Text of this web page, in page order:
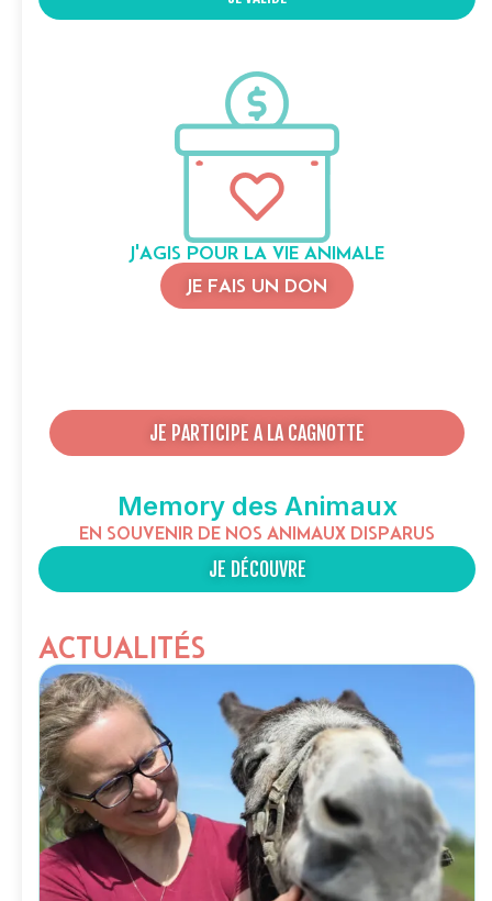
J'AGIS POUR LA VIE ANIMALE
JE FAIS UN DON
JE PARTICIPE A LA CAGNOTTE
Memory des Animaux
EN SOUVENIR DE NOS ANIMAUX DISPARUS
JE DÉCOUVRE
ACTUALITÉS